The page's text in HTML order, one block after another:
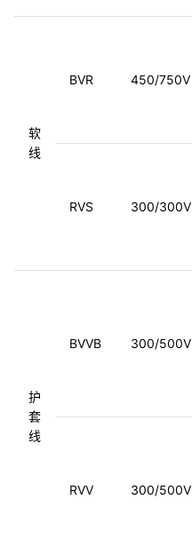
软
线
BVR 450/750V
RVS 300/300V
护
套
线
BVVB 300/500V
RVV 300/500V